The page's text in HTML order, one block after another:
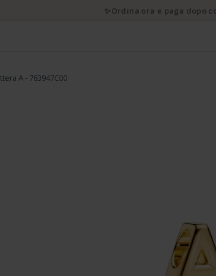
A - 763947C00
✨Ordina ora e paga dopo